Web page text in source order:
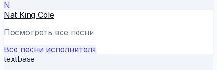
N
Nat King Cole
Посмотреть все песни
Все песни исполнителя
textbase